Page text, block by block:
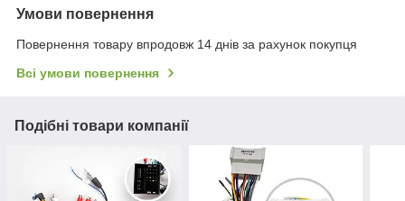
Умови повернення
Повернення товару впродовж 14 днів за рахунок покупця
Всі умови повернення
Подібні товари компанії